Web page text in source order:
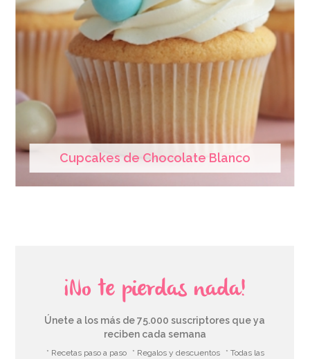
Cupcakes de Chocolate Blanco
¡No te pierdas nada!
Únete a los más de 75.000 suscriptores que ya
reciben cada semana
* Recetas paso a paso * Regalos y descuentos
* Todas las